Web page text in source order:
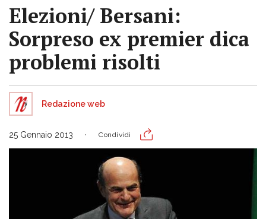
Elezioni/ Bersani:
Sorpreso ex premier dica
problemi risolti
Redazione web
25 Gennaio 2013 Condividi